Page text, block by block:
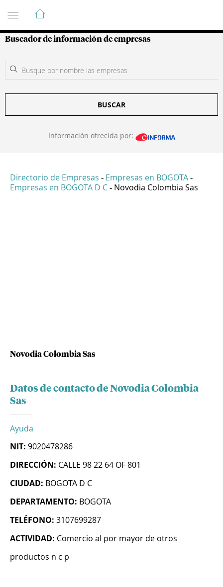
Guía de Empresas Colombianas
Buscador de información de empresas
BUSCAR
Información ofrecida por:
Directorio de Empresas - Empresas en BOGOTA -
Empresas en BOGOTA D C - Novodia Colombia Sas
Novodia Colombia Sas
Datos de contacto de Novodia Colombia
Sas
Ayuda
NIT: 9020478286
DIRECCIÓN: CALLE 98 22 64 OF 801
CIUDAD: BOGOTA D C
DEPARTAMENTO: BOGOTA
TELÉFONO: 3107699287
ACTIVIDAD: Comercio al por mayor de otros
productos n c p